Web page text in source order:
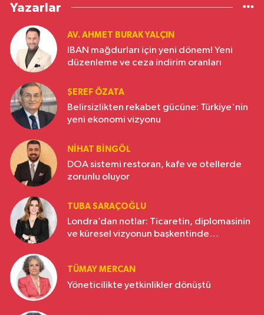
Yazarlar
AV. AHMET BURAK YALÇIN
IBAN mağdurları için yeni dönem! Yeni
düzenleme ve ceza indirim oranları
ŞEREF ÖZATA
Belirsizlikten rekabet gücüne: Türkiye'nin
yeni ekonomi vizyonu
NIHAT BINGÖL
DOA sistemi restoran, kafe ve otellerde
zorunlu oluyor
TUBA SARAÇOĞLU
Londra’dan notlar: Ticaretin, diplomasinin
ve küresel vizyonun başkentinde
TÜMAY MERCAN
Yöneticilikte yetkinlikler dönüştü